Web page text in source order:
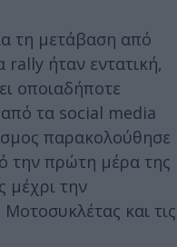
τη μετάβαση από
ήταν εντατική,
οποιαδήποτε
τα social media
παρακολούθησε
την πρώτη μέρα της
μέχρι την
και τις